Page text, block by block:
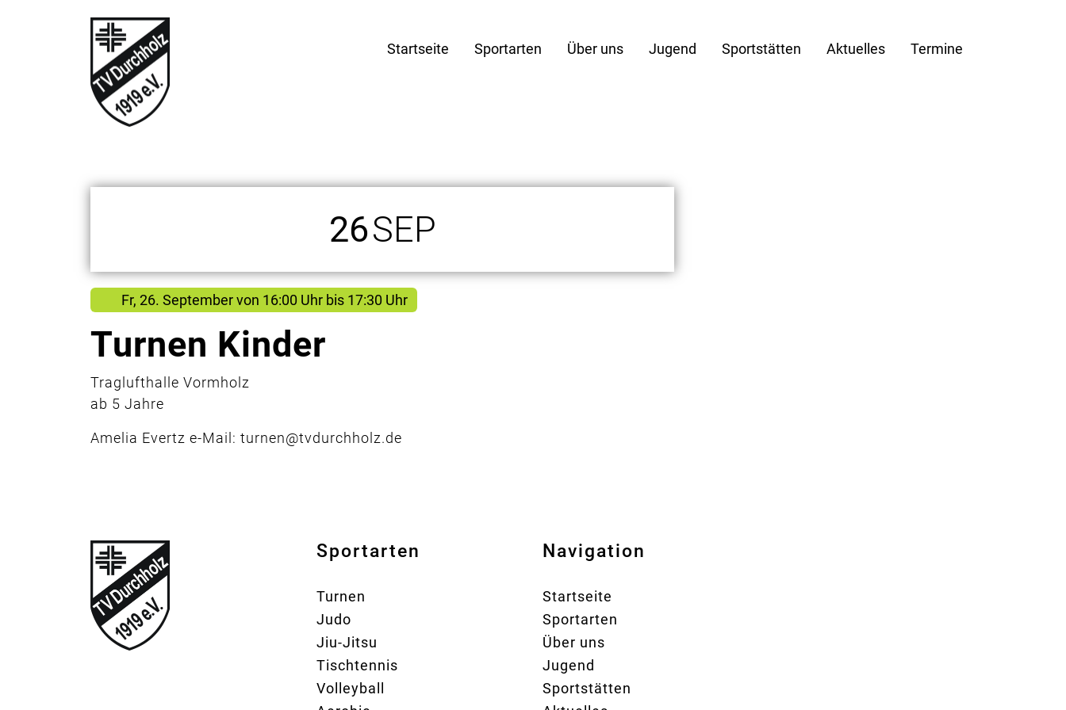
Startseite Sportarten Über uns Jugend Sportstätten Aktuelles Termine
26SEP
Fr, 26. Septembervon 16:00 Uhr bis 17:30 Uhr
Turnen Kinder
Traglufthalle Vormholz
ab 5 Jahre
Amelia Evertz e-Mail: turnen@tvdurchholz.de
Sportarten
Turnen
Judo
Jiu-Jitsu
Tischtennis
Volleyball
Navigation
Startseite
Sportarten
Über uns
Jugend
Sportstätten